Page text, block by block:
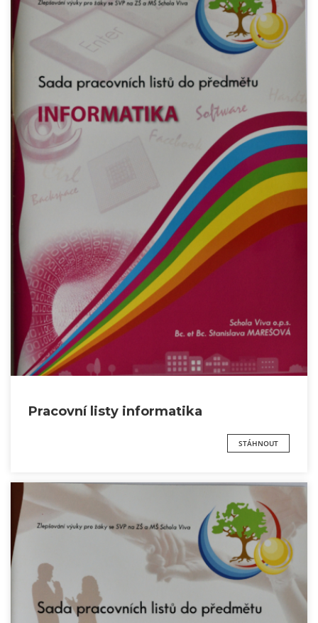
Pracovní listy informatika
STÁHNOUT